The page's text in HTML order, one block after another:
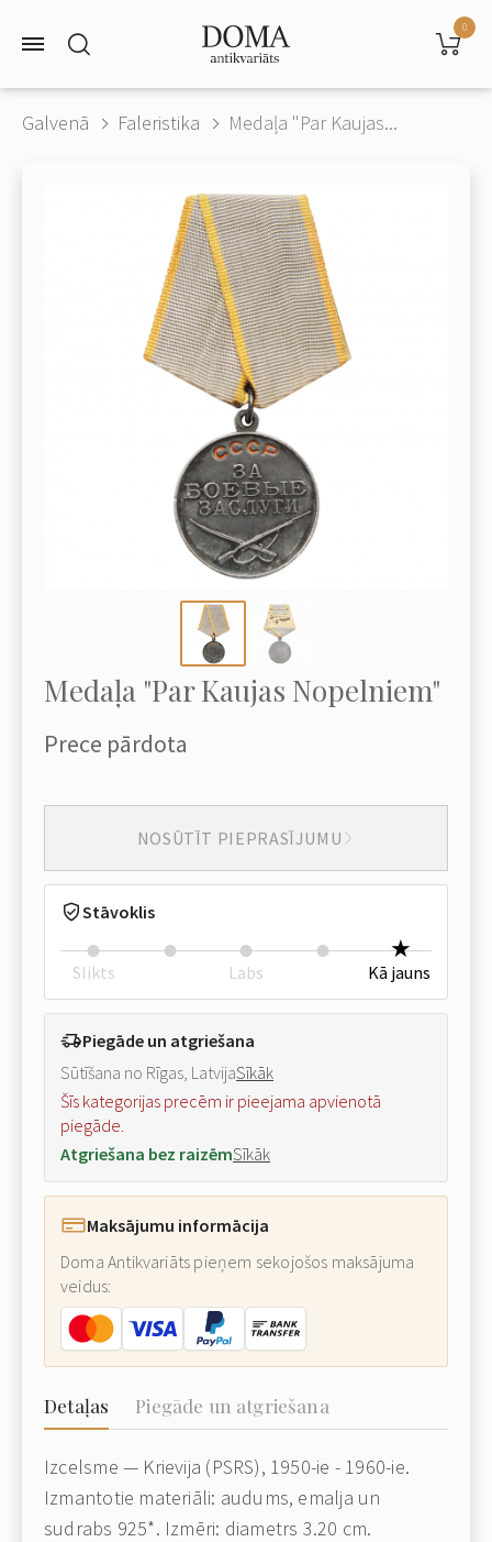
0
Galvenā Faleristika Medaļa "Par Kaujas...
Medaļa "Par Kaujas Nopelniem"
Prece pārdota
NOSŪTĪT PIEPRASĪJUMU
Stāvoklis
Slikts Labs Kā jauns
Piegāde un atgriešana
Sūtīšana no Rīgas, LatvijaSīkāk
Šīs kategorijas precēm ir pieejama apvienotā
piegāde.
Atgriešana bez raizēmSīkāk
Maksājumu informācija
Doma Antikvariāts pieņem sekojošos maksājuma
veidus:
Detaļas Piegāde un atgriešana
Izcelsme — Krievija (PSRS), 1950-ie - 1960-ie.
Izmantotie materiāli: audums, emalja un
sudrabs 925*. Izmēri: diametrs 3.20 cm.